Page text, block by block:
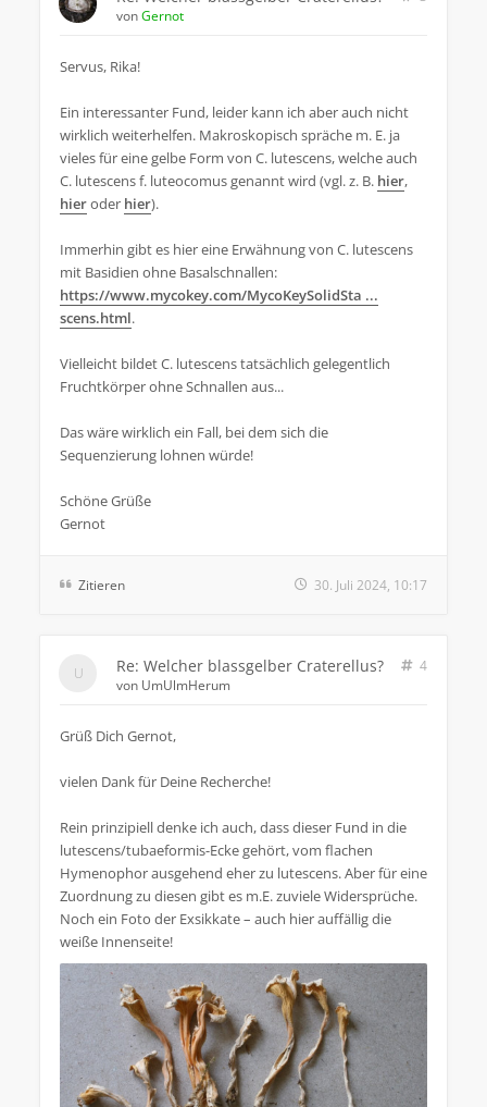
vonGernot
Servus, Rika!
Ein interessanter Fund, leider kann ich aber auch nicht
wirklich weiterhelfen. Makroskopisch spräche m. E. ja
vieles für eine gelbe Form von C. lutescens, welche auch
C. lutescens f. luteocomus genannt wird (vgl. z. B. hier,
hieroder hier).
Immerhin gibt es hier eine Erwähnung von C. lutescens
mit Basidien ohne Basalschnallen:
https://www.mycokey.com/MycoKeySolidSta ...
scens.html.
Vielleicht bildet C. lutescens tatsächlich gelegentlich
Fruchtkörper ohne Schnallen aus...
Das wäre wirklich ein Fall, bei dem sich die
Sequenzierung lohnen würde!
Schöne Grüße
Gernot
Zitieren 30. Juli 2024, 10:17
Re: Welcher blassgelber Craterellus?
4
von UmUlmHerum
Grüß Dich Gernot,
vielen Dank für Deine Recherche!
Rein prinzipiell denke ich auch, dass dieser Fund in die
lutescens/tubaeformis-Ecke gehört, vom flachen
Hymenophor ausgehend eher zu lutescens. Aber für eine
Zuordnung zu diesen gibt es m.E. zuviele Widersprüche.
Noch ein Foto der Exsikkate – auch hier auffällig die
weiße Innenseite!